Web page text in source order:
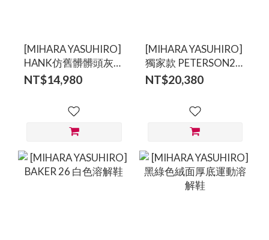
[MIHARA YASUHIRO]
HANK仿舊髒髒頭灰色
休閒鞋
NT$14,980
[MIHARA YASUHIRO]
獨家款 PETERSON23
黑色作舊鉚釘溶解鞋
NT$20,380